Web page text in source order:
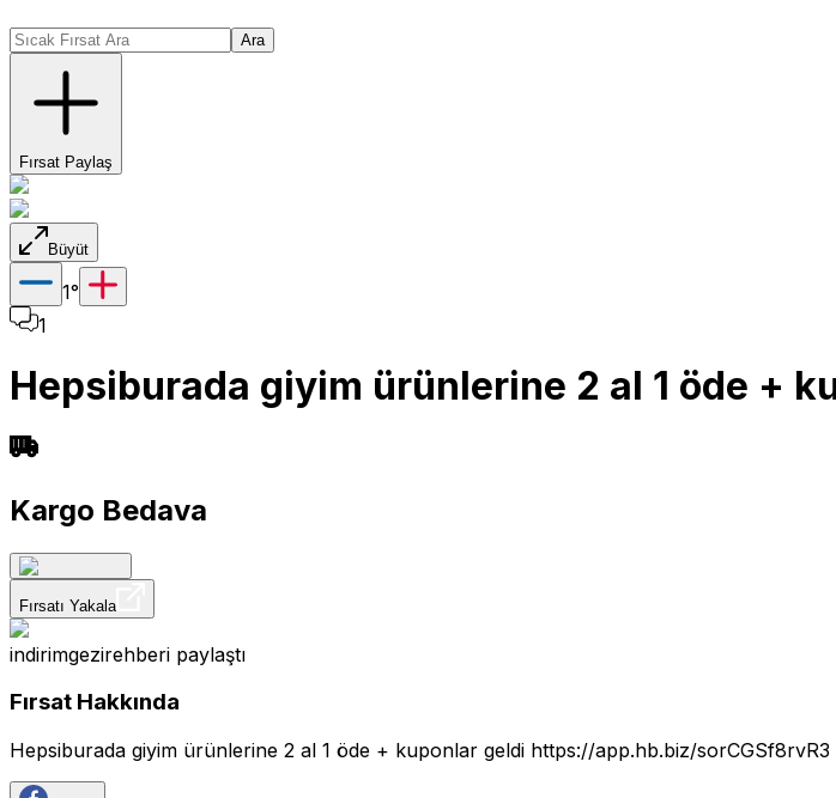
Ara
Fırsat Paylaş
Büyüt
1°
1
Hepsiburada giyim ürünlerine 2 al 1 öde +
Kargo Bedava
Fırsatı Yakala
indirimgezirehberi paylaştı
Fırsat Hakkında
Hepsiburada giyim ürünlerine 2 al 1 öde + kuponlar geldi https://app.hb.biz/sorCGSf8rvR3